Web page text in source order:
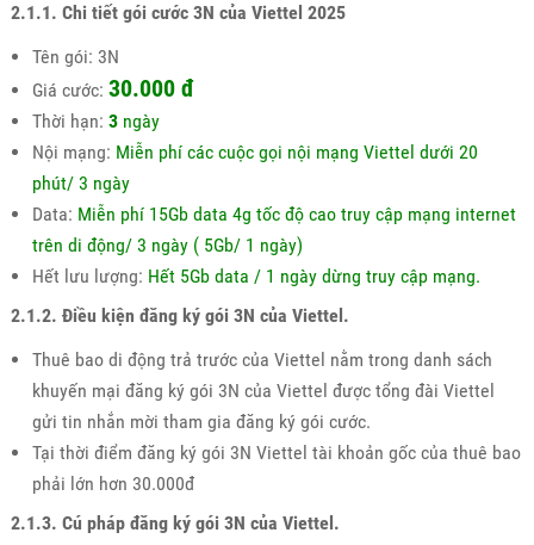
2.1.1. Chi tiết gói cước 3N của Viettel 2025
Tên gói: 3N
Giá cước: 30.000 đ
Thời hạn: 3 ngày
Nội mạng: Miễn phí các cuộc gọi nội mạng Viettel dưới 20
phút/ 3 ngày
Data: Miễn phí 15Gb data 4g tốc độ cao truy cập mạng internet
trên di động/ 3 ngày ( 5Gb/ 1 ngày)
Hết lưu lượng: Hết 5Gb data / 1 ngày dừng truy cập mạng.
2.1.2. Điều kiện đăng ký gói 3N của Viettel.
Thuê bao di động trả trước của Viettel nằm trong danh sách
khuyến mại đăng ký gói 3N của Viettel được tổng đài Viettel
gửi tin nhắn mời tham gia đăng ký gói cước.
Tại thời điểm đăng ký gói 3N Viettel tài khoản gốc của thuê bao
phải lớn hơn 30.000đ
2.1.3. Cú pháp đăng ký gói 3N của Viettel.